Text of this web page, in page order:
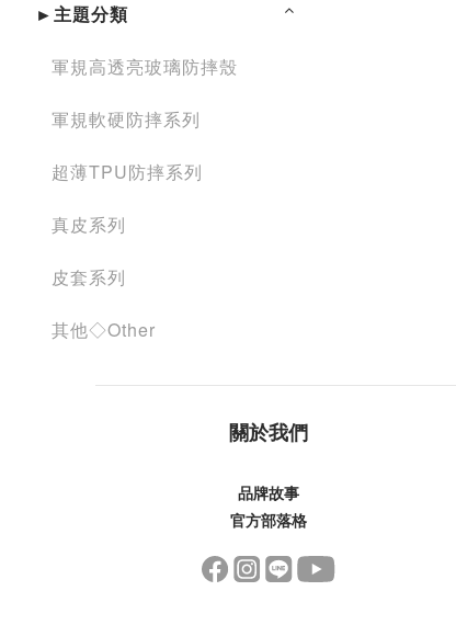
►主題分類
軍規高透亮玻璃防摔殼
軍規軟硬防摔系列
超薄TPU防摔系列
真皮系列
皮套系列
其他◇Other
關於我們
品牌故事
官方部落格